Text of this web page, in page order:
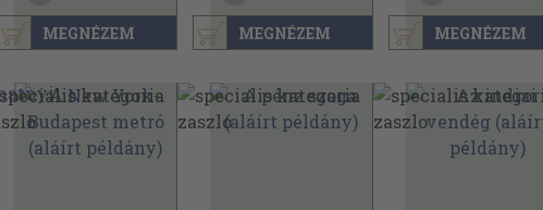
MEGNÉZEM MEGNÉZEM MEGNÉZEM